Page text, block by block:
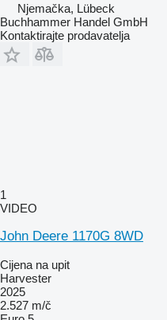
Njemačka, Lübeck
Buchhammer Handel GmbH
Kontaktirajte prodavatelja
1
VIDEO
John Deere 1170G 8WD
Cijena na upit
Harvester
2025
2.527 m/č